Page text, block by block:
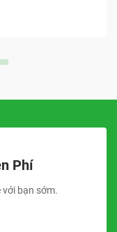
Phí
bạn sớm.